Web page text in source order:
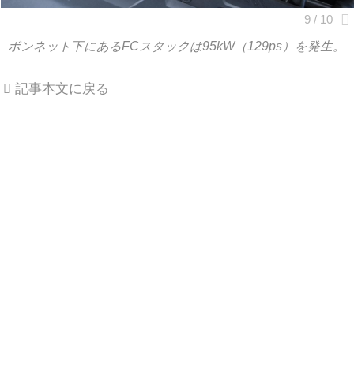
ボンネット下にあるFCスタックは95kW（129ps）を発生。
記事本文に戻る